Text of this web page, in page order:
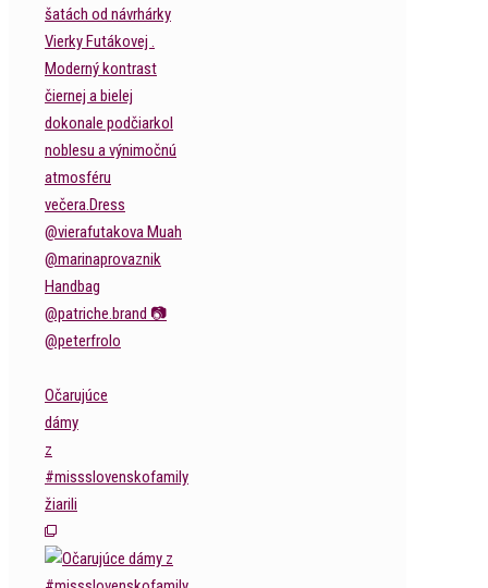
Očarujúce
dámy
z
#missslovenskofamily
žiarili